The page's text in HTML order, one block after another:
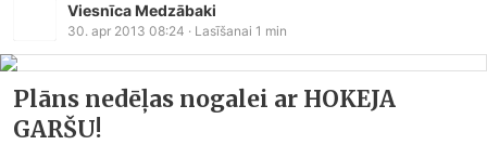
Viesnīca Medzābaki
30. apr 2013 08:24 · Lasīšanai 1 min
Plāns nedēļas nogalei ar HOKEJA
GARŠU!